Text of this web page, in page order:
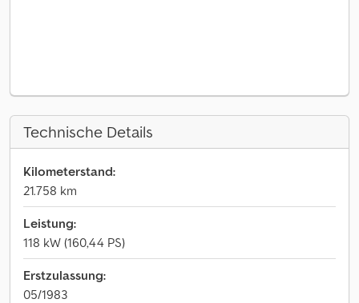
Technische Details
Kilometerstand:
21.758 km
Leistung:
118 kW (160,44 PS)
Erstzulassung:
05/1983